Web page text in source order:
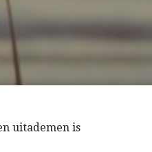
uitademen is